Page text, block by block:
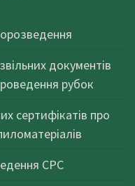
документів
рубок
сертифікатів про
СРС